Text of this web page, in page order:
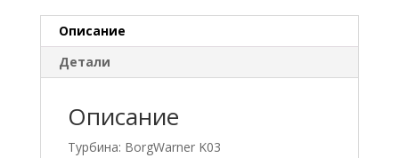
Описание
Детали
Описание
Турбина: BorgWarner K03